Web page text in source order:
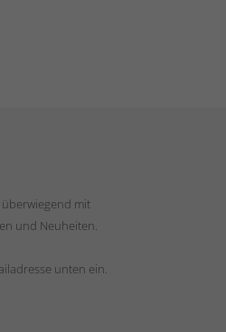
überwiegend mit
und Neuheiten.
unten ein.